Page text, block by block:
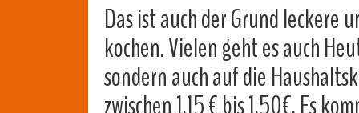
Das ist auch der Grund leckere
kochen. Vielen geht es auch
sondern auch auf die